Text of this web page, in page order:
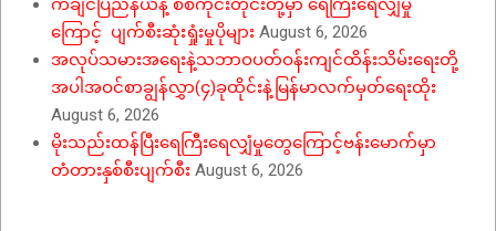
ကချင်ပြည်နယ်နဲ့ စစ်ကိုင်းတိုင်းတို့မှာ ရေကြီးရေလျှံမှု
ကြောင့် ပျက်စီးဆုံးရှုံးမှုပိုများ August 6, 2026
အလုပ်သမားအရေးနဲ့သဘာဝပတ်ဝန်းကျင်ထိန်းသိမ်းရေးတို့
အပါအဝင်စာချွန်လွှာ(၄)ခုထိုင်းနဲ့မြန်မာလက်မှတ်ရေးထိုး
August 6, 2026
မိုးသည်းထန်ပြီးရေကြီးရေလျှံမှုတွေကြောင့်ဗန်းမောက်မှာ
တံတားနှစ်စီးပျက်စီး August 6, 2026